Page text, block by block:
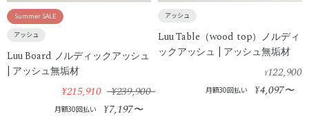
Summer SALE
アッシュ
Luu Board ノルディックアッシュ
| アッシュ無垢材
¥215,910 ¥239,900
月額30回払い ¥7,197〜
アッシュ
Luu Table（wood top）ノルディ
ックアッシュ | アッシュ無垢材
¥122,900
月額30回払い ¥4,097〜